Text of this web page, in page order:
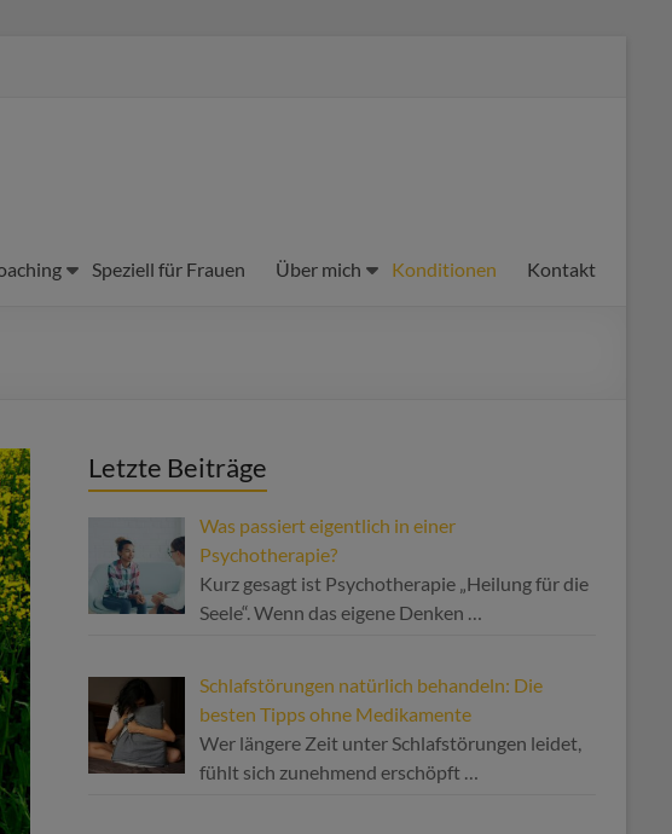
Speziell für Frauen Über mich Konditionen Kontakt
Letzte Beiträge
Was passiert eigentlich in einer
Psychotherapie?
Kurz gesagt ist Psychotherapie „Heilung für die
Seele“. Wenn das eigene Denken …
Schlafstörungen natürlich behandeln: Die
besten Tipps ohne Medikamente
Wer längere Zeit unter Schlafstörungen leidet,
fühlt sich zunehmend erschöpft